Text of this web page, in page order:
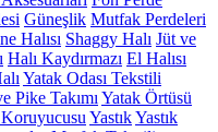
Güneşlik Mutfak Perdeleri
Halısı Shaggy Halı Jüt ve
Halı Kaydırmazı El Halısı
Yatak Odası Tekstili
Pike Takımı Yatak Örtüsü
YastıkYastık